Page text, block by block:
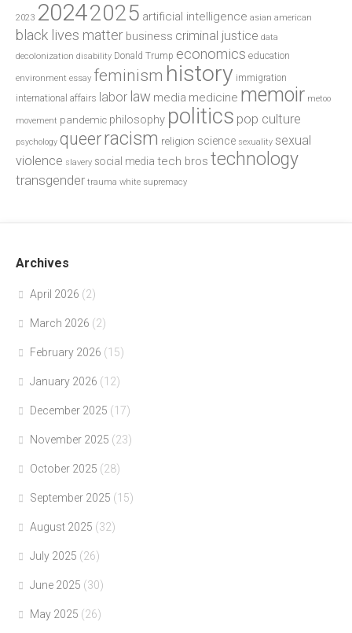
2023 20242025 artificial intelligence asian american
black lives matter business criminal justice data
decolonization disability Donald Trump economics education
environment essay feminism history immigration
international affairs labor law media medicine memoir metoo
movement pandemic philosophy politics pop culture
psychology queerracism religion science sexuality sexual
violence slavery social media tech bros technology
transgender trauma white supremacy
Archives
April 2026 (2)
March 2026 (2)
February 2026 (15)
January 2026 (12)
December 2025 (17)
November 2025 (23)
October 2025 (28)
September 2025 (15)
August 2025 (32)
July 2025 (26)
June 2025 (30)
May 2025 (26)